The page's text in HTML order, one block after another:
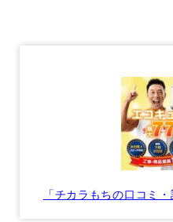
「チカラもちの口コミ